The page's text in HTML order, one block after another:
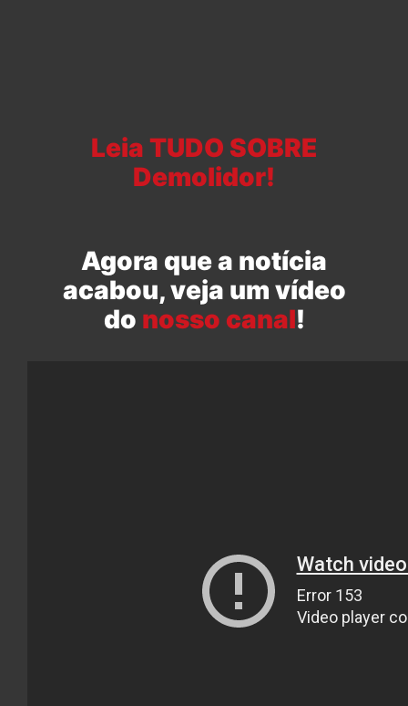
Leia TUDO SOBRE
Demolidor!
Agora que a notícia
acabou, veja um vídeo
do nosso canal!